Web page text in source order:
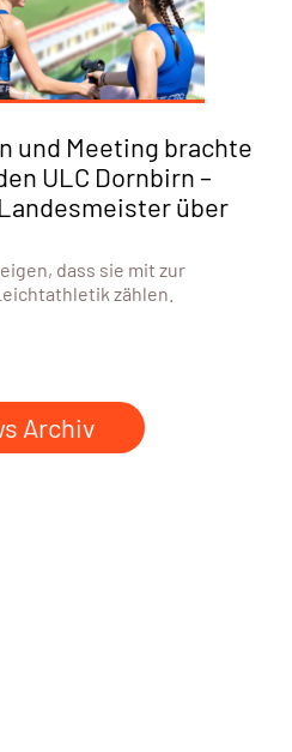
und Meeting brachte
ULC Dornbirn –
über
dass sie mit zur
zählen.
Archiv